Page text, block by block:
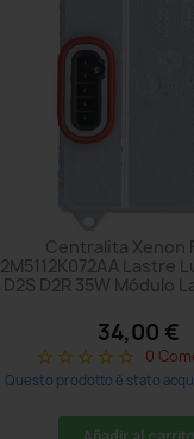
Centralita Xenon
2M5112K072AA Lastre
D2S D2R 35W Módulo
34,00 €
star_border star_border star_border star_border star_border 0
Questo prodotto è stato